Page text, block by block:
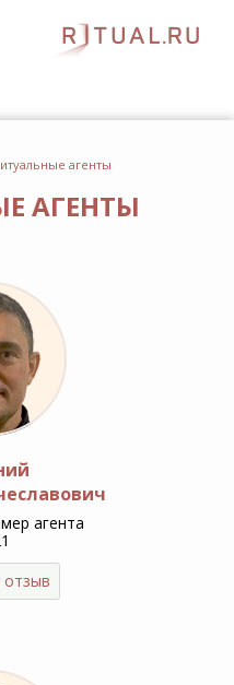
агенты
АГЕНТЫ
агента
отзыв